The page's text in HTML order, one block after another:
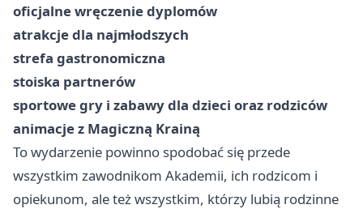
oficjalne wręczenie dyplomów
atrakcje dla najmłodszych
strefa gastronomiczna
stoiska partnerów
sportowe gry i zabawy dla dzieci oraz rodziców
animacje z Magiczną Krainą
To wydarzenie powinno spodobać się przede
wszystkim zawodnikom Akademii, ich rodzicom i
opiekunom, ale też wszystkim, którzy lubią rodzinne